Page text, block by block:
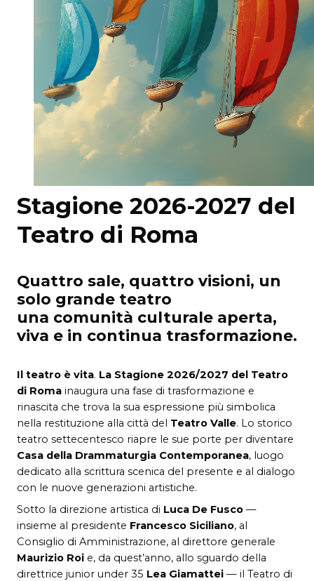
Stagione 2026-2027 del
Teatro di Roma
Quattro sale, quattro visioni, un
solo grande teatro
una comunità culturale aperta,
viva e in continua trasformazione.
Il teatro è vita. La Stagione 2026/2027 del Teatro
di Roma inaugura una fase di trasformazione e
rinascita che trova la sua espressione più simbolica
nella restituzione alla città del Teatro Valle. Lo storico
teatro settecentesco riapre le sue porte per diventare
Casa della Drammaturgia Contemporanea, luogo
dedicato alla scrittura scenica del presente e al dialogo
con le nuove generazioni artistiche.
Sotto la direzione artistica di Luca De Fusco —
insieme al presidente Francesco Siciliano, al
Consiglio di Amministrazione, al direttore generale
Maurizio Roi e, da quest’anno, allo sguardo della
direttrice junior under 35 Lea Giamattei — il Teatro di